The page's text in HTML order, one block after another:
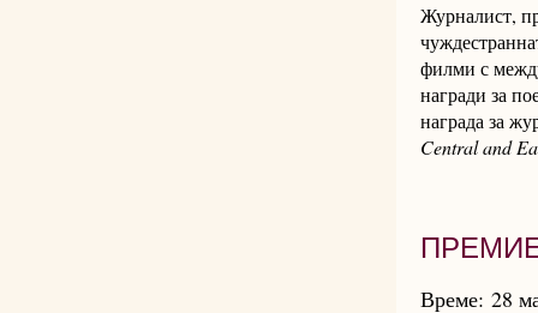
Журналист,
филми с
награди за
награда за
Central and
Време: 28